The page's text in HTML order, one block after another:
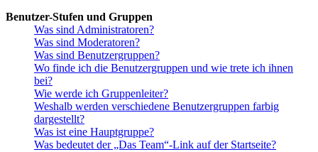
Benutzer-Stufen und Gruppen
Was sind Administratoren?
Was sind Moderatoren?
Was sind Benutzergruppen?
Wo finde ich die Benutzergruppen und wie trete ich ihnen
bei?
Wie werde ich Gruppenleiter?
Weshalb werden verschiedene Benutzergruppen farbig
dargestellt?
Was ist eine Hauptgruppe?
Was bedeutet der „Das Team“-Link auf der Startseite?